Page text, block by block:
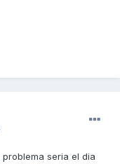
seria el dia